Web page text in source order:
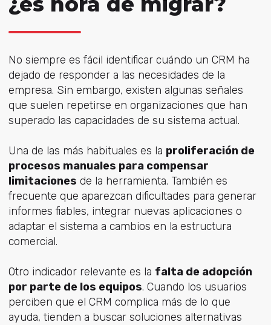
No siempre es fácil identificar cuándo un CRM ha
dejado de responder a las necesidades de la
empresa. Sin embargo, existen algunas señales
que suelen repetirse en organizaciones que han
superado las capacidades de su sistema actual.
Una de las más habituales es la proliferación de
procesos manuales para compensar
limitaciones de la herramienta. También es
frecuente que aparezcan dificultades para generar
informes fiables, integrar nuevas aplicaciones o
adaptar el sistema a cambios en la estructura
comercial.
Otro indicador relevante es la falta de adopción
por parte de los equipos. Cuando los usuarios
perciben que el CRM complica más de lo que
ayuda, tienden a buscar soluciones alternativas